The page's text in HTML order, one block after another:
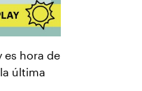
es hora de
última